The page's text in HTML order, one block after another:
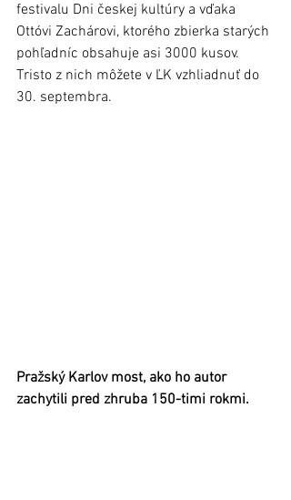
festivalu Dni českej kultúry a vďaka
Ottóvi Zachárovi, ktorého zbierka starých
pohľadníc obsahuje asi 3000 kusov.
Tristo z nich môžete v ĽK vzhliadnuť do
30. septembra.
Pražský Karlov most, ako ho autor
zachytili pred zhruba 150-timi rokmi.